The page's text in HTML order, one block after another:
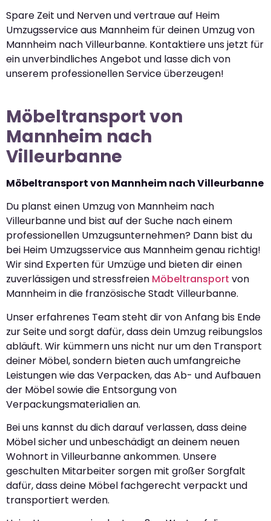
Spare Zeit und Nerven und vertraue auf Heim
Umzugsservice aus Mannheim für deinen Umzug von
Mannheim nach Villeurbanne. Kontaktiere uns jetzt für
ein unverbindliches Angebot und lasse dich von
unserem professionellen Service überzeugen!
Möbeltransport von
Mannheim nach
Villeurbanne
Möbeltransport von Mannheim nach Villeurbanne
Du planst einen Umzug von Mannheim nach
Villeurbanne und bist auf der Suche nach einem
professionellen Umzugsunternehmen? Dann bist du
bei Heim Umzugsservice aus Mannheim genau richtig!
Wir sind Experten für Umzüge und bieten dir einen
zuverlässigen und stressfreien Möbeltransport von
Mannheim in die französische Stadt Villeurbanne.
Unser erfahrenes Team steht dir von Anfang bis Ende
zur Seite und sorgt dafür, dass dein Umzug reibungslos
abläuft. Wir kümmern uns nicht nur um den Transport
deiner Möbel, sondern bieten auch umfangreiche
Leistungen wie das Verpacken, das Ab- und Aufbauen
der Möbel sowie die Entsorgung von
Verpackungsmaterialien an.
Bei uns kannst du dich darauf verlassen, dass deine
Möbel sicher und unbeschädigt an deinem neuen
Wohnort in Villeurbanne ankommen. Unsere
geschulten Mitarbeiter sorgen mit großer Sorgfalt
dafür, dass deine Möbel fachgerecht verpackt und
transportiert werden.